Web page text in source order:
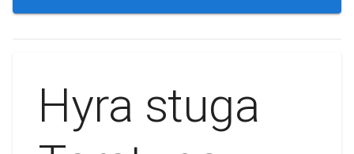
Hyra stuga